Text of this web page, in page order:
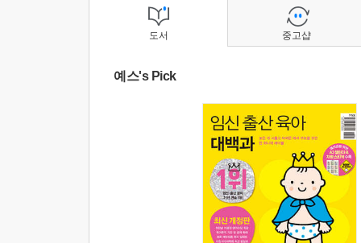
도서
예스's Pick
중고샵